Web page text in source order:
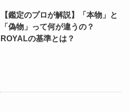
【鑑定のプロが解説】「本物」と
「偽物」って何が違うの？
ROYALの基準とは？